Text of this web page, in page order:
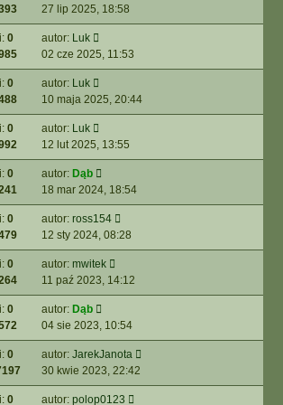
27 lip 2025, 18:58
0
autor: Luk
02 cze 2025, 11:53
0
autor: Luk
10 maja 2025, 20:44
0
autor: Luk
12 lut 2025, 13:55
0
autor: Dąb
18 mar 2024, 18:54
0
autor: ross154
12 sty 2024, 08:28
0
autor: mwitek
11 paź 2023, 14:12
0
autor: Dąb
04 sie 2023, 10:54
0
autor: JarekJanota
30 kwie 2023, 22:42
0 autor: polop0123